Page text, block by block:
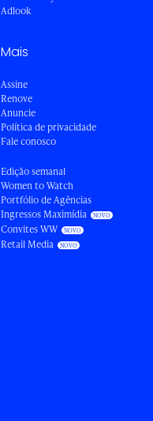
Adlook
Mais
Assine
Renove
Anuncie
Política de privacidade
Fale conosco
Edição semanal
Women to Watch
Portfólio de Agências
Ingressos Maximídia
Convites WW
Retail Media